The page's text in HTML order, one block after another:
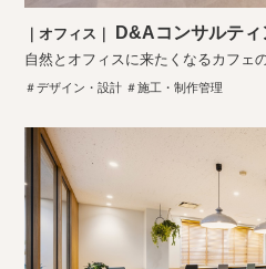
｜オフィス｜ D&Aコンサルティ
自然とオフィスに来たくなるカフェ
＃デザイン・設計 ＃施工・制作管理